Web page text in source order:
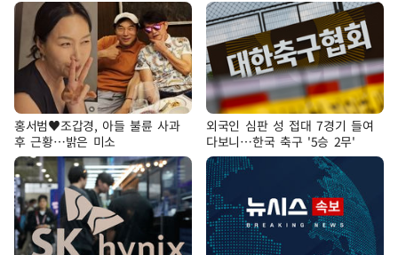
홍서범♥조갑경, 아들 불륜 사과
후 근황…밝은 미소
외국인 심판 성 접대 7경기 들여
다보니…한국 축구 '5승 2무'